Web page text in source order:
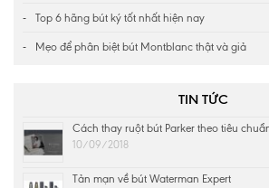
Top 6 hãng bút ký tốt nhất hiện nay
Mẹo để phân biệt bút Montblanc thật và giả
TIN TỨC
Cách thay ruột bút Parker theo tiêu
10/09/2018
Tản mạn về bút Waterman Expert